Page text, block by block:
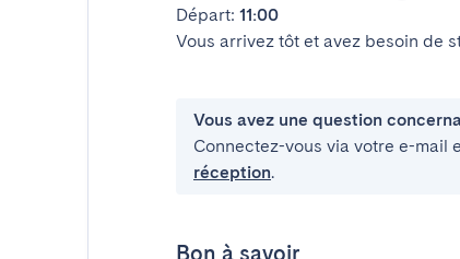
Départ: 11:00
Vous arrivez tôt et avez besoin de
Vous avez une question
Connectez-vous via votre e-mail
réception.
Bon à savoir